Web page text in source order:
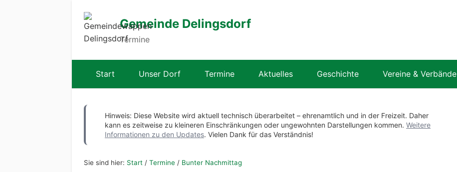
Gemeinde Delingsdorf
Termine
Start Unser Dorf Termine Aktuelles Geschichte Vereine & Verbände
Hinweis: Diese Website wird aktuell technisch überarbeitet – ehrenamtlich und in der Freizeit. Daher
kann es zeitweise zu kleineren Einschränkungen oder ungewohnten Darstellungen kommen. Weitere
Informationen zu den Updates. Vielen Dank für das Verständnis!
Sie sind hier: Start / Termine / Bunter Nachmittag